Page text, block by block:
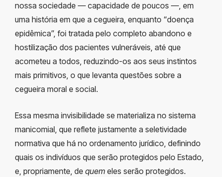
nossa sociedade — capacidade de poucos —, em
uma história em que a cegueira, enquanto “doença
epidêmica”, foi tratada pelo completo abandono e
hostilização dos pacientes vulneráveis, até que
acometeu a todos, reduzindo-os aos seus instintos
mais primitivos, o que levanta questões sobre a
cegueira moral e social.
Essa mesma invisibilidade se materializa no sistema
manicomial, que reflete justamente a seletividade
normativa que há no ordenamento jurídico, definindo
quais os indivíduos que serão protegidos pelo Estado,
e, propriamente, de quem eles serão protegidos.